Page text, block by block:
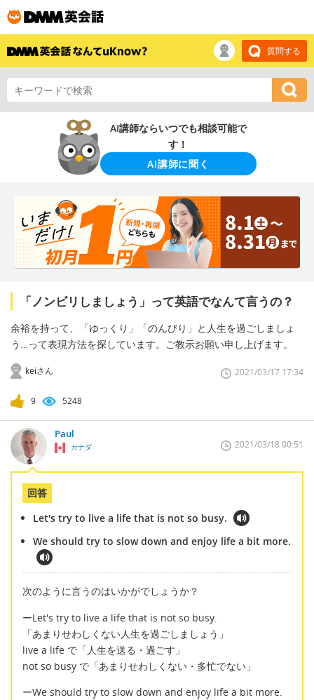
質問する
AI講師ならいつでも相談可能で
す！
AI講師に聞く
「ノンビリしましょう」って英語でなんて言うの？
余裕を持って、「ゆっくり」「のんびり」と人生を過ごしましょ
う…って表現方法を探しています。ご教示お願い申し上げます。
keiさん 2021/03/17 17:34
9 5248
Paul
カナダ 2021/03/18 00:51
回答
Let's try to live a life that is not so busy.
We should try to slow down and enjoy life a bit more.
次のように言うのはいかがでしょうか？
ーLet's try to live a life that is not so busy.
「あまりせわしくない人生を過ごしましょう」
live a life で「人生を送る・過ごす」
not so busy で「あまりせわしくない・多忙でない」
ーWe should try to slow down and enjoy life a bit more.